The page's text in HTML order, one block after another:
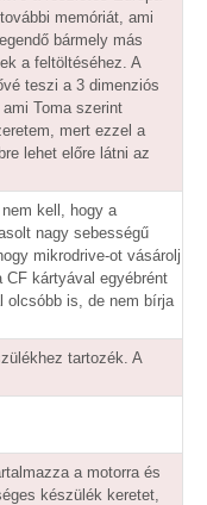
memóriát, ami
bármely más
a feltöltéséhez. A
teszi a 3 dimenziós
Toma szerint
mert ezzel a
lehet előre látni az
kell, hogy a
nagy sebességű
mikrodrive-ot vásárolj
kártyával egyébrént
olcsóbb is, de nem bírja
tartozék. A
a motorra és
készülék keretet,